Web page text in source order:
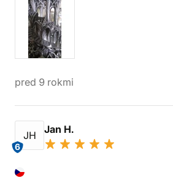
pred 9 rokmi
JH
6
Jan H.